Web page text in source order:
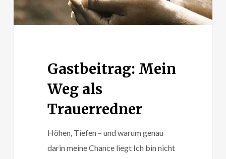
Gastbeitrag: Mein
Weg als
Trauerredner
Höhen, Tiefen – und warum genau
darin meine Chance liegt Ich bin nicht